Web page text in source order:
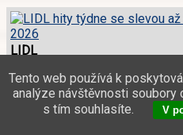
LIDL
platí až za 3 dny
Tento web používá k
analýze návštěvnosti soubory
s tím souhlasíte.
V